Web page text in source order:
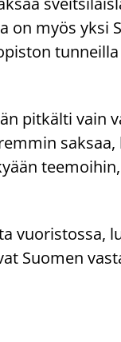
on myös yksi
pit­käl­ti vain
vuo­ris­tos­sa,
Suo­men